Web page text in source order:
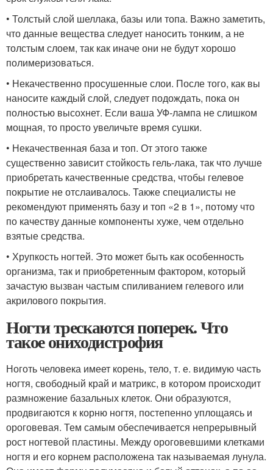
• Толстый слой шеллака, базы или топа. Важно заметить,
что данные вещества следует наносить тонким, а не
толстым слоем, так как иначе они не будут хорошо
полимеризоваться.
• Некачественно просушенные слои. После того, как вы
наносите каждый слой, следует подождать, пока он
полностью высохнет. Если ваша УФ-лампа не слишком
мощная, то просто увеличьте время сушки.
• Некачественная база и топ. От этого также
существенно зависит стойкость гель-лака, так что лучше
приобретать качественные средства, чтобы гелевое
покрытие не отслаивалось. Также специалисты не
рекомендуют применять базу и топ «2 в 1», потому что
по качеству данные компоненты хуже, чем отдельно
взятые средства.
• Хрупкость ногтей. Это может быть как особенность
организма, так и приобретенным фактором, который
зачастую вызван частым спиливанием гелевого или
акрилового покрытия.
Ногти трескаются поперек. Что
такое ониходистрофия
Ноготь человека имеет корень, тело, т. е. видимую часть
ногтя, свободный край и матрикс, в котором происходит
размножение базальных клеток. Они образуются,
продвигаются к корню ногтя, постепенно уплощаясь и
ороговевая. Тем самым обеспечивается непрерывный
рост ногтевой пластины. Между ороговевшими клетками
ногтя и его корнем расположена так называемая лунула.